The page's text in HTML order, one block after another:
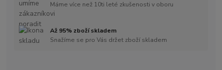
Máme více než 10ti leté zkušenosti v oboru
Až 95% zboží skladem
Snažíme se pro Vás držet zboží skladem